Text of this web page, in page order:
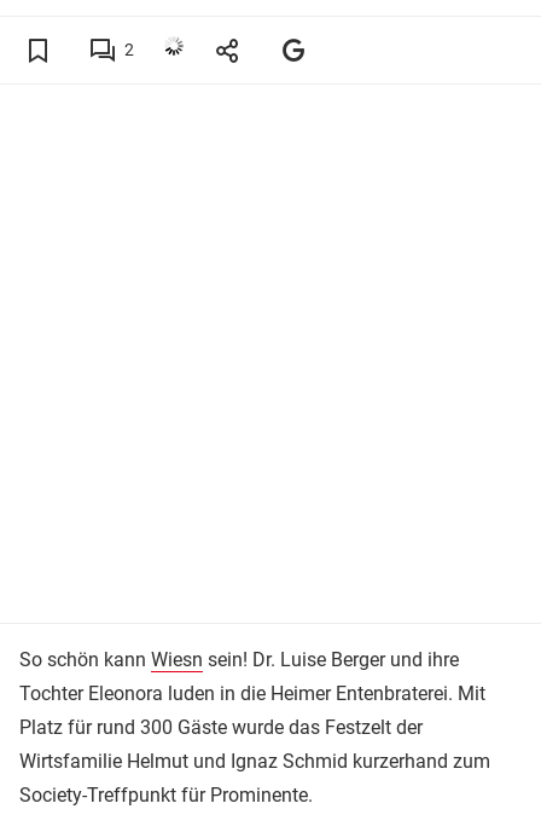
2
So schön kann Wiesn sein! Dr. Luise Berger und ihre
Tochter Eleonora luden in die Heimer Entenbraterei. Mit
Platz für rund 300 Gäste wurde das Festzelt der
Wirtsfamilie Helmut und Ignaz Schmid kurzerhand zum
Society-Treffpunkt für Prominente.